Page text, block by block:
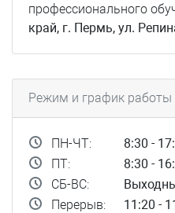
профессионального
край, г. Пермь, ул.
Режим и график
ПН-ЧТ:
8:30 -
ПТ:
8:30 -
СБ-ВС:
Перерыв:
11:20 -